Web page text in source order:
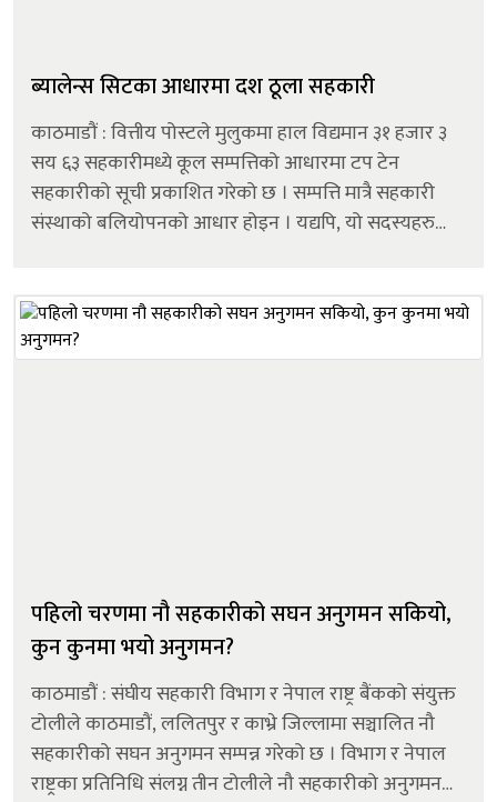
ब्यालेन्स सिटका आधारमा दश ठूला सहकारी
काठमाडौं : वित्तीय पोस्टले मुलुकमा हाल विद्यमान ३१ हजार ३
सय ६३ सहकारीमध्ये कूल सम्पत्तिको आधारमा टप टेन
सहकारीको सूची प्रकाशित गरेको छ । सम्पत्ति मात्रै सहकारी
संस्थाको बलियोपनको आधार होइन । यद्यपि, यो सदस्यहरुको
पहिलो चरणमा नौ सहकारीको सघन अनुगमन सकियो,
कुन कुनमा भयो अनुगमन?
काठमाडौं : संघीय सहकारी विभाग र नेपाल राष्ट्र बैंकको संयुक्त
टोलीले काठमाडौं, ललितपुर र काभ्रे जिल्लामा सञ्चालित नौ
सहकारीको सघन अनुगमन सम्पन्न गरेको छ । विभाग र नेपाल
राष्ट्रका प्रतिनिधि संलग्न तीन टोलीले नौ सहकारीको अनुगमन